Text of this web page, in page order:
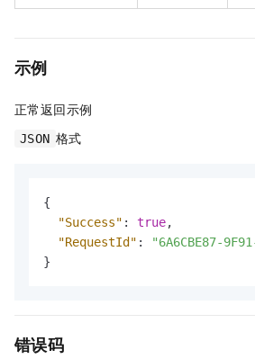
示例
正常返回示例
JSON 格式
{
"Success" : true,
"RequestId" :
"6A6CBE87-
}
错误码